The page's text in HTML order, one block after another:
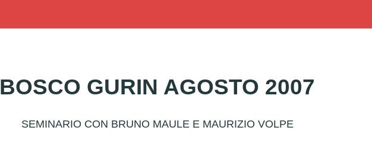
BOSCO GURIN AGOSTO 2007
SEMINARIO CON BRUNO MAULE E MAURIZIO VOLPE